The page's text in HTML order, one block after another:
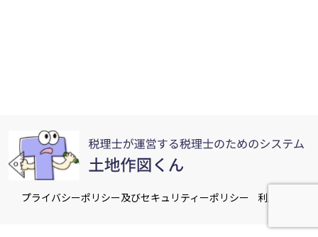
プライバシーポリシー及びセキュリティーポリシー 利用規約